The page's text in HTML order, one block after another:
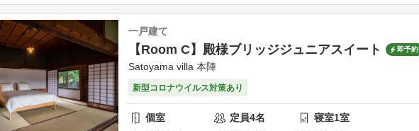
一戸建て
【Room C】殿様ブリッジジュニアスイート 即予約
Satoyama villa 本陣
新型コロナウイルス対策あり
個室 定員4名 寝室1室